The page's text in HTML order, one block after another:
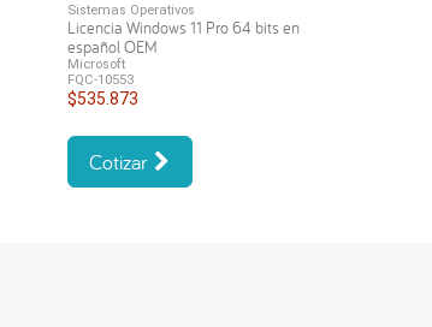
Sistemas Operativos
Licencia Windows 11 Pro 64 bits en
español OEM
Microsoft
FQC-10553
$535.873
Cotizar